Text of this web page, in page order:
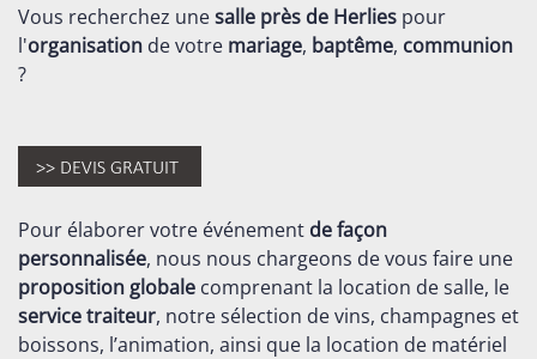
Vous recherchez unesalle près de Herlies pour
l'organisation de votre mariage, baptême, communion
?
Pour élaborer votre événement de façon
personnalisée, nous nous chargeons de vous faire une
proposition globale comprenant la location de salle, le
service traiteur, notre sélection de vins, champagnes et
boissons, l’animation, ainsi que la location de matériel